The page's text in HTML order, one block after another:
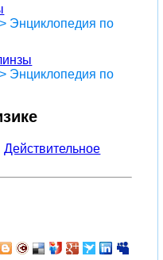
Энциклопедия по
Энциклопедия по
Действительное